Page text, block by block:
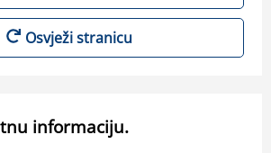
Osvježi stranicu
informaciju.